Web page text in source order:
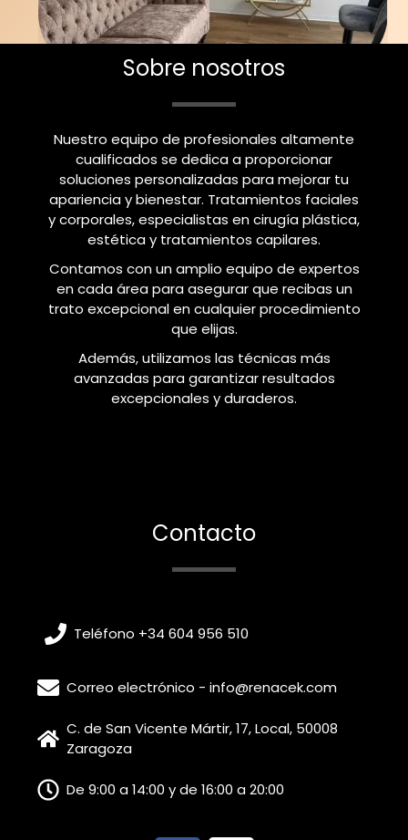
Sobre nosotros
Nuestro equipo de profesionales altamente
cualificados se dedica a proporcionar
soluciones personalizadas para mejorar tu
apariencia y bienestar. Tratamientos faciales
y corporales, especialistas en cirugía plástica,
estética y tratamientos capilares.
Contamos con un amplio equipo de expertos
en cada área para asegurar que recibas un
trato excepcional en cualquier procedimiento
que elijas.
Además, utilizamos las técnicas más
avanzadas para garantizar resultados
excepcionales y duraderos.
Contacto
Teléfono +34 604 956 510
Correo electrónico - info@renacek.com
C. de San Vicente Mártir, 17, Local, 50008
Zaragoza
De 9:00 a 14:00 y de 16:00 a 20:00